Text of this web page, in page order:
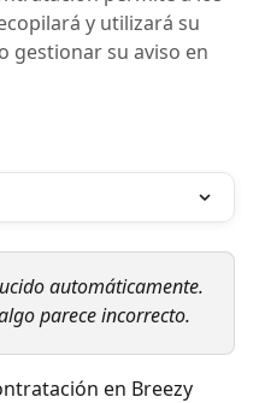
y utilizará su
gestionar su aviso en
automáticamente.
parece incorrecto.
en Breezy